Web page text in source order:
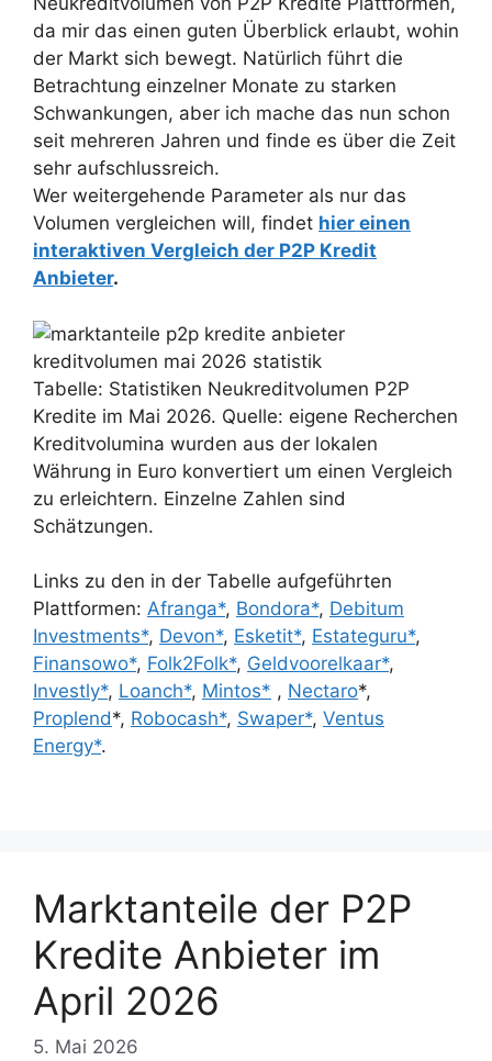
da mir das einen guten Überblick erlaubt, wohin
der Markt sich bewegt. Natürlich führt die
Betrachtung einzelner Monate zu starken
Schwankungen, aber ich mache das nun schon
seit mehreren Jahren und finde es über die Zeit
sehr aufschlussreich.
Wer weitergehende Parameter als nur das
Volumen vergleichen will, findet hier einen
interaktiven Vergleich der P2P Kredit
Anbieter.
Tabelle: Statistiken Neukreditvolumen P2P
Kredite im Mai 2026. Quelle: eigene Recherchen
Kreditvolumina wurden aus der lokalen
Währung in Euro konvertiert um einen Vergleich
zu erleichtern. Einzelne Zahlen sind
Schätzungen.
Links zu den in der Tabelle aufgeführten
Plattformen: Afranga*, Bondora*, Debitum
Investments*, Devon*, Esketit*, Estateguru*,
Finansowo*, Folk2Folk*, Geldvoorelkaar*,
Investly*, Loanch*, Mintos* , Nectaro*,
Proplend*, Robocash*, Swaper*, Ventus
Energy*.
Marktanteile der P2P
Kredite Anbieter im
April 2026
5. Mai 2026